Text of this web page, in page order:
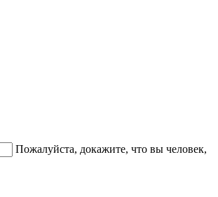
Пожалуйста, докажите, что вы человек,